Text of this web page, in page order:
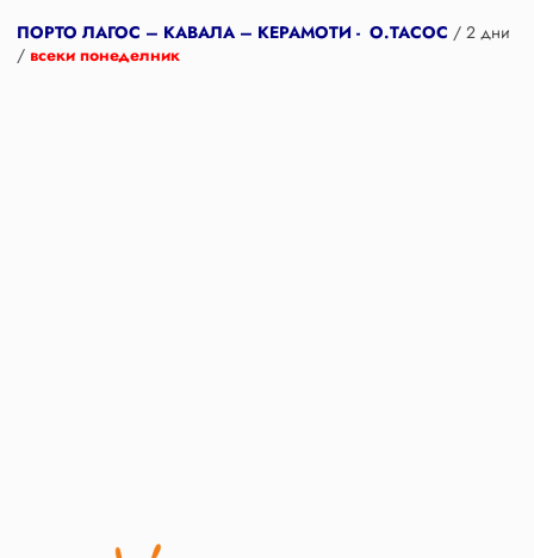
ПОРТО ЛАГОС – КАВАЛА – КЕРАМОТИ - О.ТАСОС / 2 дни
/ всеки понеделник